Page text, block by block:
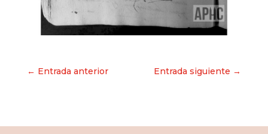
Navegación
← Entrada anterior Entrada siguiente →